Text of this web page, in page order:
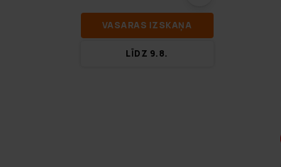
VA­SA­RAS IZ­SKA­ŅA
LĪDZ 9.8.